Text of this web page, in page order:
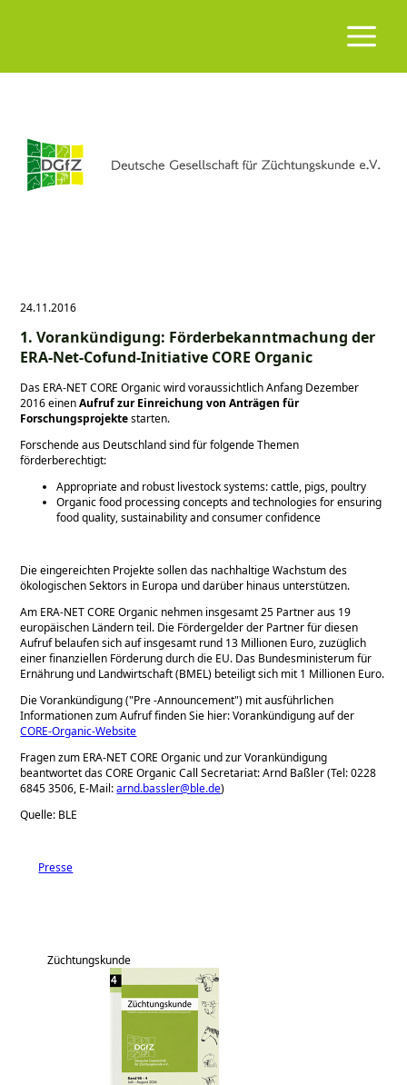
24.11.2016
1. Vorankündigung: Förderbekanntmachung der
ERA-Net-Cofund-Initiative CORE Organic
Das ERA-NET CORE Organic wird voraussichtlich Anfang Dezember
2016 einenAufruf zur Einreichung von Anträgen für
Forschungsprojektestarten.
Forschende aus Deutschland sind für folgende Themen
förderberechtigt:
Appropriate and robust livestock systems: cattle, pigs, poultry
Organic food processing concepts and technologies for ensuring
food quality, sustainability and consumer confidence
Die eingereichten Projekte sollen das nachhaltige Wachstum des
ökologischen Sektors in Europa und darüber hinaus unterstützen.
Am ERA-NET CORE Organic nehmen insgesamt 25 Partner aus 19
europäischen Ländern teil. Die Fördergelder der Partner für diesen
Aufruf belaufen sich auf insgesamt rund 13 Millionen Euro, zuzüglich
einer finanziellen Förderung durch die EU. Das Bundesministerum für
Ernährung und Landwirtschaft (BMEL) beteiligt sich mit 1 Millionen Euro.
Die Vorankündigung ( Pre -Announcement ) mit ausführlichen
Informationen zum Aufruf finden Sie hier: Vorankündigung auf der
CORE-Organic-Website
Fragen zum ERA-NET CORE Organic und zur Vorankündigung
beantwortet das CORE Organic Call Secretariat: Arnd Baßler (Tel: 0228
6845 3506, E-Mail:arnd.bassler@ble.de)
Quelle: BLE
Presse
Züchtungskunde